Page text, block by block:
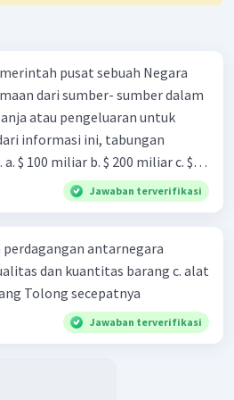
kamu 🙂
barang yang digunakan
kapasitas produksi.
yang digunakan langsung
4) adalah bahan mentah
pusat sebuah Negara
dari sumber- sumber dalam
atau pengeluaran untuk
informasi ini, tabungan
$ 100 miliar b. $ 200 miliar c. $
Jawaban terverifikasi
antarnegara
dan kuantitas barang c. alat
dan cara pembayaran d. jenis dan nilai mata uang Tolong secepatnya
Jawaban terverifikasi